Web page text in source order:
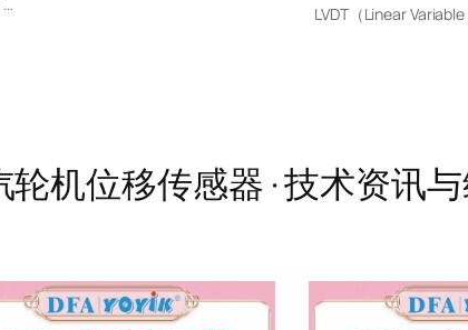
… LVDT（Linear
轮机位移传感器 · 技术资讯